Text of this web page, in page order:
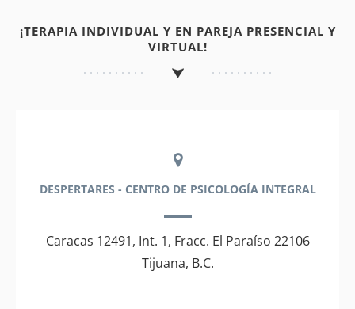
¡TERAPIA INDIVIDUAL Y EN PAREJA PRESENCIAL Y
VIRTUAL!
DESPERTARES - CENTRO DE PSICOLOGÍA INTEGRAL
Caracas 12491, Int. 1, Fracc. El Paraíso 22106
Tijuana, B.C.